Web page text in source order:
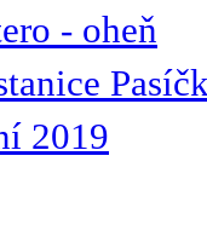
- oheň
2019